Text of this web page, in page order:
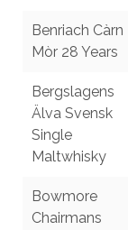
Benriach Càrn
Mòr 28 Years
Bergslagens
Älva Svensk
Single
Maltwhisky
Bowmore
Chairmans